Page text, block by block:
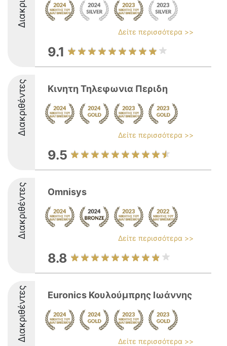
Δείτε περισσότερα >>
9.1
Διακριθέντες Κινητη Τηλεφωνια Περιδη
Δείτε περισσότερα >>
9.5
Διακριθέντες Omnisys
Δείτε περισσότερα >>
8.8
Διακριθέντες Euronics Κουλούμπρης Ιωάννης
Δείτε περισσότερα >>